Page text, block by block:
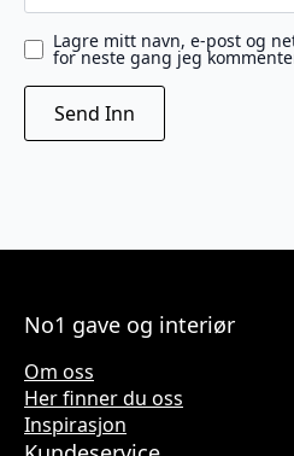
Lagre mitt navn, e-post og
for neste gang jeg
No1 gave og interiør
Om oss
Her finner du oss
Inspirasjon